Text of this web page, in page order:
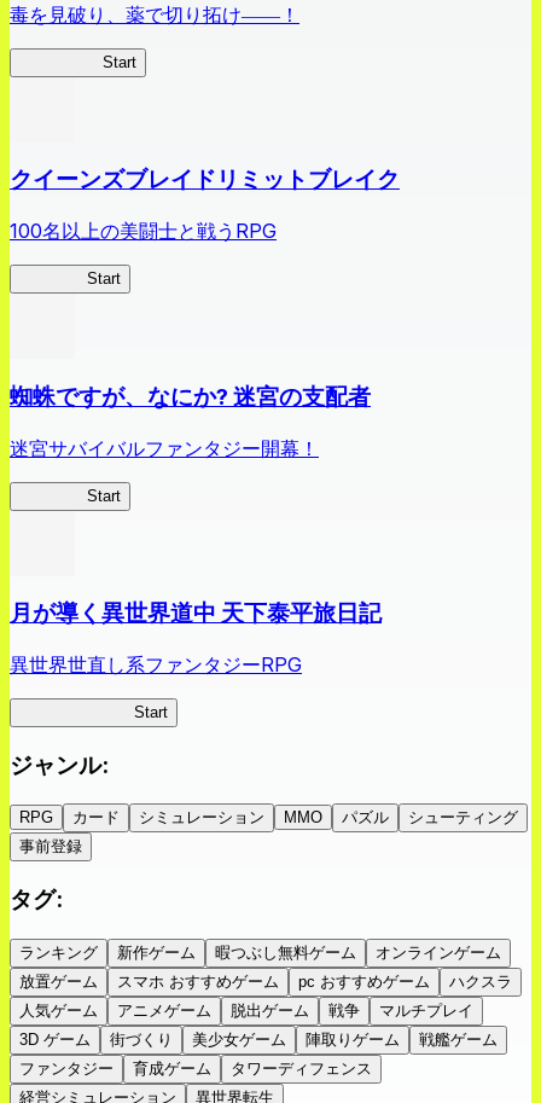
毒を見破り、薬で切り拓け――！
Start
クイーンズブレイドリミットブレイク
100名以上の美闘士と戦うRPG
Start
蜘蛛ですが、なにか? 迷宮の支配者
迷宮サバイバルファンタジー開幕！
Start
月が導く異世界道中 天下泰平旅日記
異世界世直し系ファンタジーRPG
Start
ジャンル:
RPG カード シミュレーション MMO パズル
シューティング
事前登録
タグ:
ランキング 新作ゲーム 暇つぶし無料ゲーム
オンラインゲーム
放置ゲーム
スマホ おすすめゲーム pc おすすめゲーム
ハクスラ
人気ゲーム
アニメゲーム 脱出ゲーム 戦争
マルチプレイ
3D ゲーム
街づくり 美少女ゲーム 陣取りゲーム
戦艦ゲーム
ファンタジー
育成ゲーム
タワーディフェンス
経営シミュレーション
異世界転生